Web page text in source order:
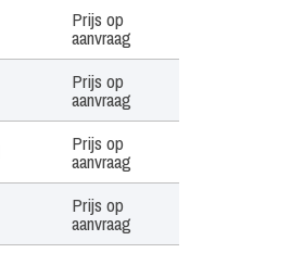
Prijs op
aanvraag
Prijs op
aanvraag
Prijs op
aanvraag
Prijs op
aanvraag